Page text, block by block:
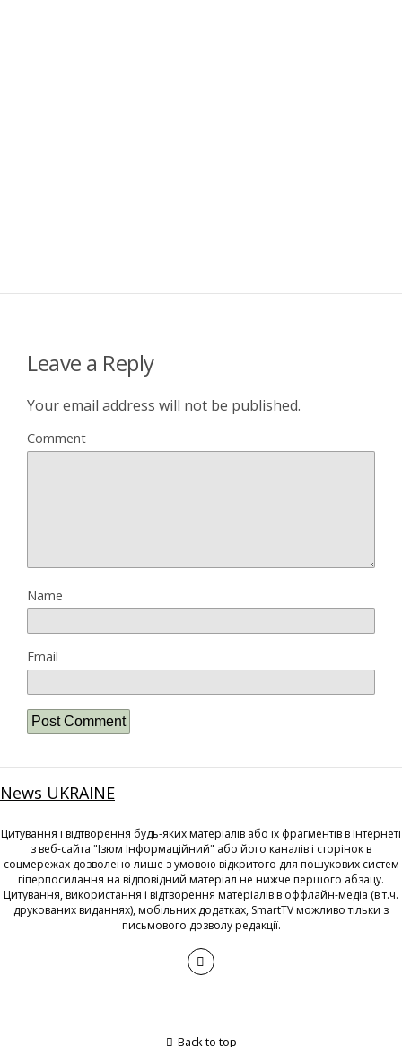
Leave a Reply
Your email address will not be published.
Comment
Name
Email
News UKRAINE
Цитування і відтворення будь-яких матеріалів або їх фрагментів в Інтернеті
з веб-сайта "Ізюм Інформаційний" або його каналів і сторінок в
соцмережах дозволено лише з умовою відкритого для пошукових систем
гіперпосилання на відповідний матеріал не нижче першого абзацу.
Цитування, використання і відтворення матеріалів в оффлайн-медіа (в т.ч.
друкованих виданнях), мобільних додатках, SmartTV можливо тільки з
письмового дозволу редакції.
Back to top